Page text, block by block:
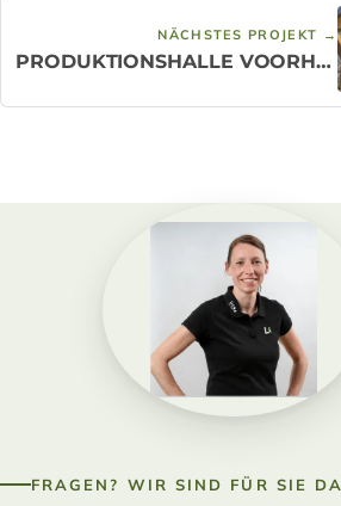
NÄCHSTES PROJEKT →
PRODUKTIONSHALLE VOORHOUT
FRAGEN? WIR SIND FÜR SIE DA